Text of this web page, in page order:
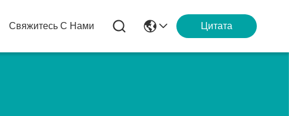
Свяжитесь С Нами Цитата